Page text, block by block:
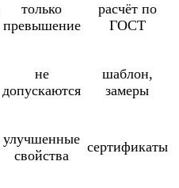
только
превышение
расчёт по
ГОСТ
не
допускаются
шаблон,
замеры
улучшенные
свойства
сертификаты